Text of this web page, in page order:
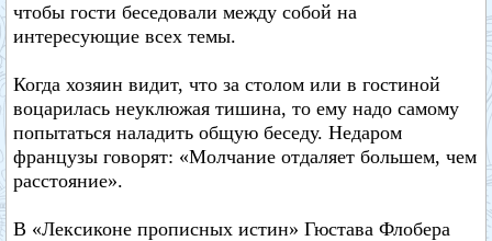
чтобы гости беседовали между собой на
интересующие всех темы.
Когда хозяин видит, что за столом или в гостиной
воцарилась неуклюжая тишина, то ему надо самому
попытаться наладить общую беседу. Недаром
французы говорят: «Молчание отдаляет большем, чем
расстояние».
В «Лексиконе прописных истин» Гюстава Флобера